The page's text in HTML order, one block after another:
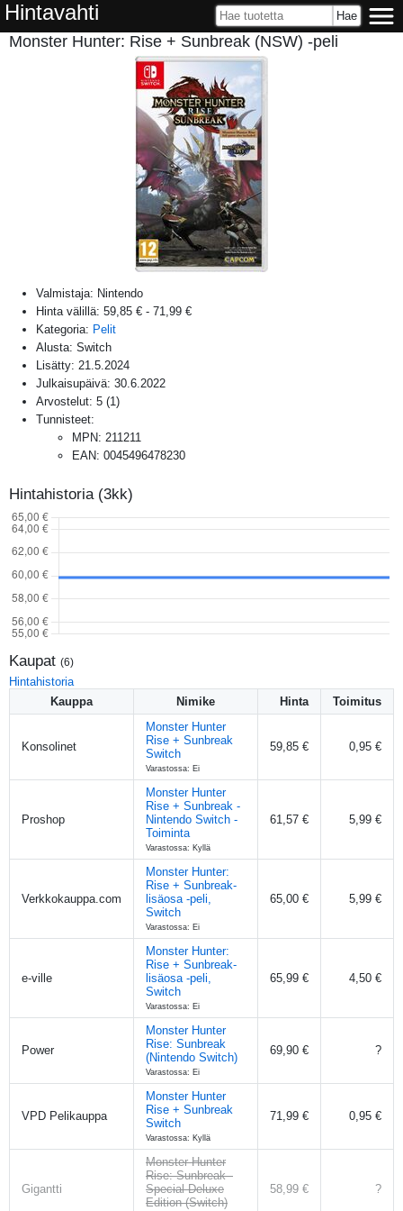
Hintavahti
Monster Hunter: Rise + Sunbreak (NSW) -peli
Valmistaja: Nintendo
Hinta välillä: 59,85 € - 71,99 €
Kategoria: Pelit
Alusta: Switch
Lisätty: 21.5.2024
Julkaisupäivä: 30.6.2022
Arvostelut: 5 (1 )
Tunnisteet:
MPN: 211211
EAN: 0045496478230
Hintahistoria (3kk)
Kaupat (6)
Hintahistoria
Kauppa
Nimike Hinta Toimitus
Konsolinet
Monster Hunter
Rise + Sunbreak
Switch
Varastossa: Ei
59,85 € 0,95 €
Proshop
Monster Hunter
Rise + Sunbreak -
Nintendo Switch -
Toiminta
Varastossa: Kyllä
61,57 € 5,99 €
Verkkokauppa.com
Monster Hunter:
Rise + Sunbreak-
lisäosa -peli,
Switch
Varastossa: Ei
65,00 € 5,99 €
e-ville
Monster Hunter:
Rise + Sunbreak-
lisäosa -peli,
Switch
Varastossa: Ei
65,99 € 4,50 €
Power
Monster Hunter
Rise: Sunbreak
(Nintendo Switch)
Varastossa: Ei
69,90 € ?
VPD Pelikauppa
Monster Hunter
Rise + Sunbreak
Switch
Varastossa: Kyllä
71,99 € 0,95 €
Gigantti
Monster Hunter
Rise: Sunbreak -
Special Deluxe
Edition (Switch)
58,99 € ?